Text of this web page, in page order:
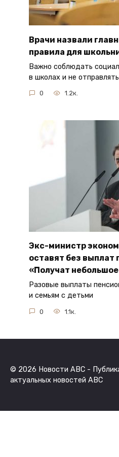
Врачи назвали
правила для
Важно соблюдать
в школах и не отправлять
0 1.2к.
Экс-министр
оставят без выплат
«Получат
Разовые выплаты
и семьям с детьми
0 1.1к.
© 2026 Новости ABC -
актуальных новостей ABC